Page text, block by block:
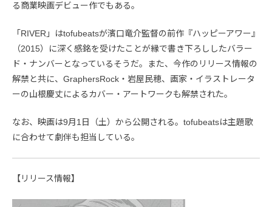
る商業映画デビュー作でもある。
「RIVER」はtofubeatsが濱口竜介監督の前作『ハッピーアワー』
（2015）に深く感銘を受けたことが縁で書き下ろししたバラー
ド・ナンバーとなっているそうだ。また、今作のリリース情報の
解禁と共に、GraphersRock・岩屋民穂、画家・イラストレータ
ーの山根慶丈によるカバー・アートワークも解禁された。
なお、映画は9月1日（土）から公開される。tofubeatsは主題歌
に合わせて劇伴も担当している。
【リリース情報】